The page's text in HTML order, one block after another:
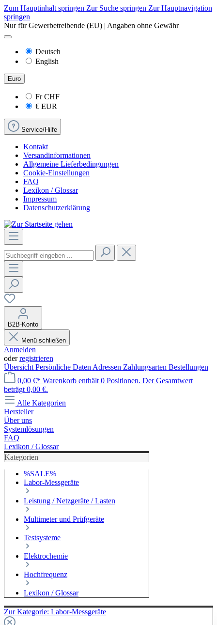
Zum Hauptinhalt springen Zur Suche springen Zur Hauptnavigation
springen
Nur für Gewerbetreibende (EU) | Angaben ohne Gewähr
Deutsch
English
Euro
FrCHF
€ EUR
Service/Hilfe
Kontakt
Versandinformationen
Allgemeine Lieferbedingungen
Cookie-Einstellungen
FAQ
Lexikon / Glossar
Impressum
Datenschutzerklärung
B2B-Konto
Menü schließen
Anmelden
oderregistrieren
Übersicht Persönliche Daten Adressen Zahlungsarten Bestellungen
0,00 €* Warenkorb enthält 0 Positionen. Der Gesamtwert
beträgt 0,00 €.
Alle Kategorien
Hersteller
Über uns
Systemlösungen
FAQ
Lexikon / Glossar
Kategorien
%SALE%
Labor-Messgeräte
Leistung / Netzgeräte / Lasten
Multimeter und Prüfgeräte
Testsysteme
Elektrochemie
Hochfrequenz
Lexikon / Glossar
Zur Kategorie: Labor-Messgeräte